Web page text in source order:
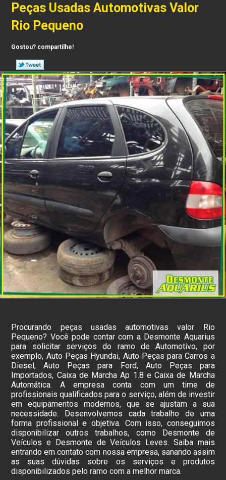
Peças Usadas Automotivas Valor
Rio Pequeno
Gostou? compartilhe!
Procurando peças usadas automotivas valor Rio
Pequeno? Você pode contar com a Desmonte Aquarius
para solicitar serviços do ramo de Automotivo, por
exemplo, Auto Peças Hyundai, Auto Peças para Carros a
Diesel, Auto Peças para Ford, Auto Peças para
Importados, Caixa de Marcha Ap 1.8 e Caixa de Marcha
Automática. A empresa conta com um time de
profissionais qualificados para o serviço, além de investir
em equipamentos modernos, que se ajustam a sua
necessidade. Desenvolvemos cada trabalho de uma
forma profissional e objetiva. Com isso, conseguimos
disponibilizar outros trabalhos, como Desmonte de
Veículos e Desmonte de Veículos Leves. Saiba mais
entrando em contato com nossa empresa, sanando assim
as suas dúvidas sobre os serviços e produtos
disponibilizados pelo ramo com a melhor marca.